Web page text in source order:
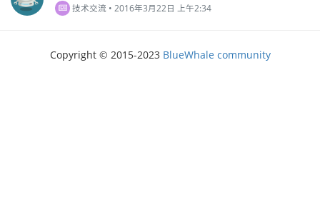
技术交流 • 2016年3月22日 上午2:34
Copyright © 2015-2023 BlueWhale community